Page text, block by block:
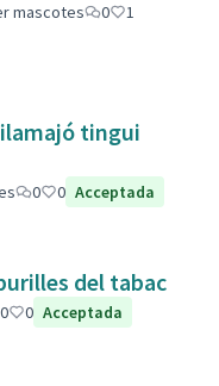
mascotes 0
1
tingui
0 0 Acceptada
del tabac
0 0 Acceptada